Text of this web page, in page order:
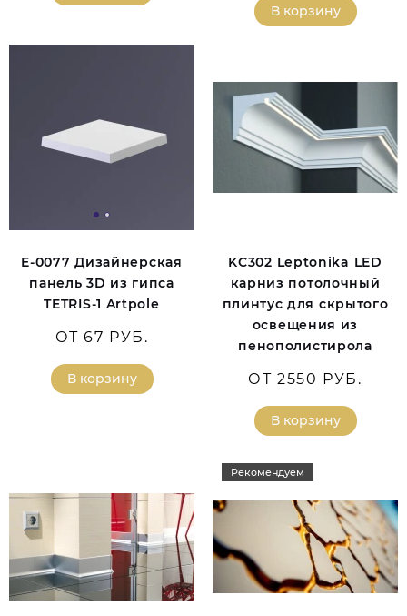
В корзину
E-0077 Дизайнерская
панель 3D из гипса
TETRIS-1 Artpole
ОТ 67 РУБ.
В корзину
KC302 Leptonika LED
карниз потолочный
плинтус для скрытого
освещения из
пенополистирола
ОТ 2550 РУБ.
В корзину
Рекомендуем